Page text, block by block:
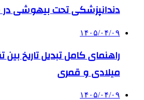
دندانپزشکی تحت بیهوشی در
۱۴۰۵/۰۴/۰۹
راهنمای کامل تبدیل تاریخ
میلادی و قمری
۱۴۰۵/۰۴/۰۹